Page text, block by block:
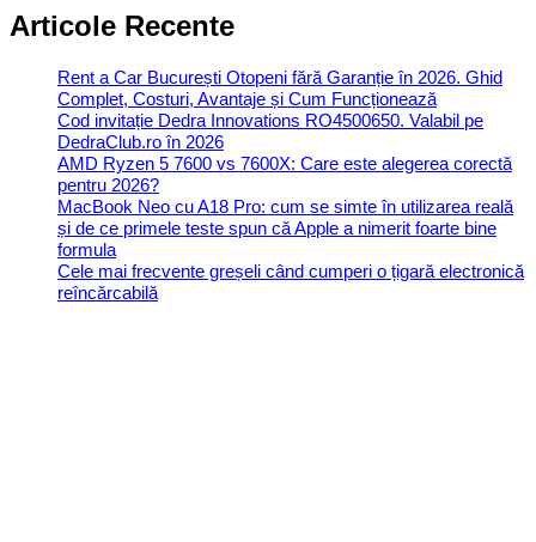
Articole Recente
Rent a Car București Otopeni fără Garanție în 2026. Ghid
Complet, Costuri, Avantaje și Cum Funcționează
Cod invitație Dedra Innovations RO4500650. Valabil pe
DedraClub.ro în 2026
AMD Ryzen 5 7600 vs 7600X: Care este alegerea corectă
pentru 2026?
MacBook Neo cu A18 Pro: cum se simte în utilizarea reală
și de ce primele teste spun că Apple a nimerit foarte bine
formula
Cele mai frecvente greșeli când cumperi o țigară electronică
reîncărcabilă